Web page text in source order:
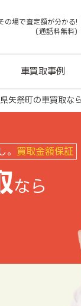
の場で査定額が分かる!
(通話料無料)
車買取事例
矢祭町の車買取な
。 買取金額保証
なら